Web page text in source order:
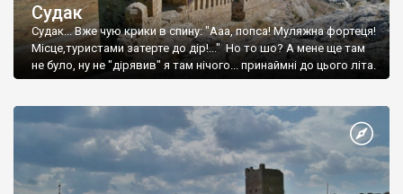
Судак
Судак... Вже чую крики в спину: "Ааа, попса! Муляжна фортеця!
Місце,туристами затерте до дір!..." Но то шо? А мене ще там
не було, ну не "дірявив" я там нічого... принаймні до цього літа.